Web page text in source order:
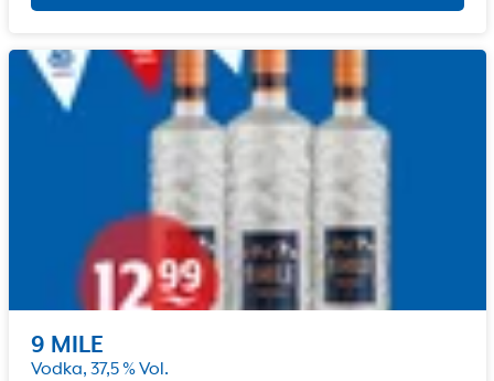
9 MILE
Vodka, 37,5 % Vol.